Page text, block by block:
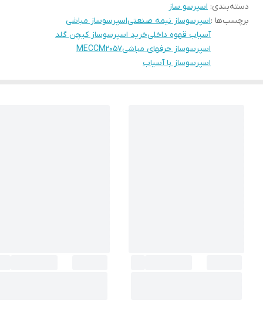
دسته‌بندی: اسپرسو ساز
برچسب‌ها :اسپرسوساز نیمه صنعتیاسپرسوساز مباشی
آسیاب قهوه داخلیخرید اسپرسوساز کیچن گلد
اسپرسوساز حرفهای مباشیMECCM2057
اسپرسوساز با آسیاب